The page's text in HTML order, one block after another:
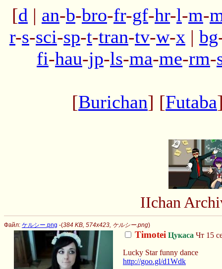
[d | an-b-bro-fr-gf-hr-l-m-
r-s-sci-sp-t-tran-tv-w-x | bg
fi-hau-jp-ls-ma-me-rm-
[Burichan] [Futaba
IIchan
Файл: ケルシー.png -(384 KB, 574x423, ケルシー.png)
Timotei Цукаса Чт 15
Lucky Star funny dance
http://goo.gl/d1Wdk